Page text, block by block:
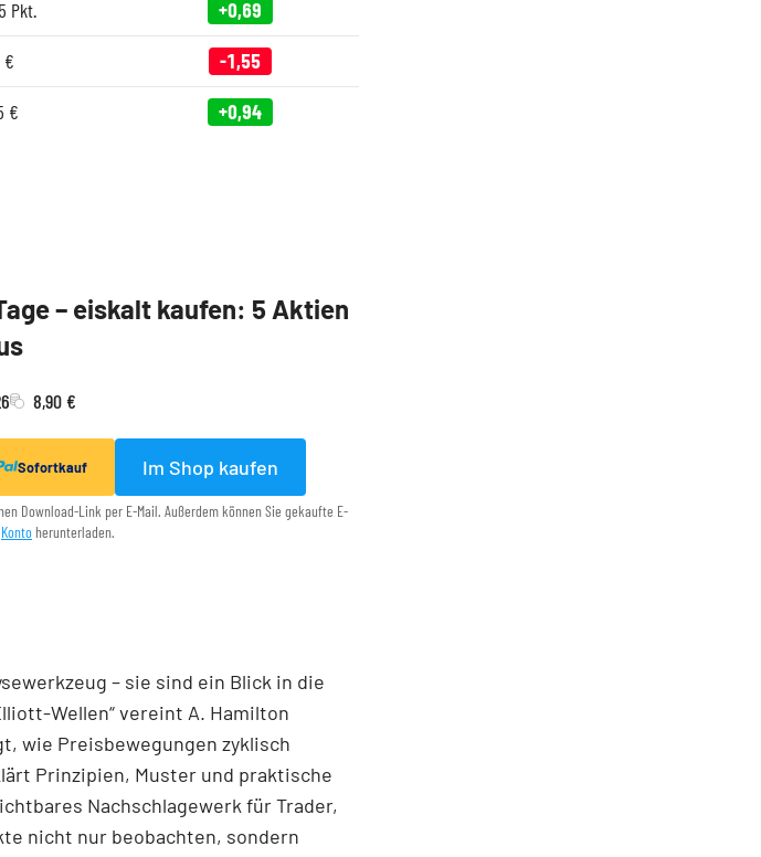
Pkt. +0,69
€ -1,55
€ +0,94
– eiskalt kaufen: 5 Aktien
8,90 €
Sofortkauf Im Shop kaufen
Download-Link per E-Mail. Außerdem können Sie gekaufte E-
Konto herunterladen.
– sie sind ein Blick in die
Wellen“ vereint A. Hamilton
wie Preisbewegungen zyklisch
Prinzipien, Muster und praktische
Nachschlagewerk für Trader,
nicht nur beobachten, sondern